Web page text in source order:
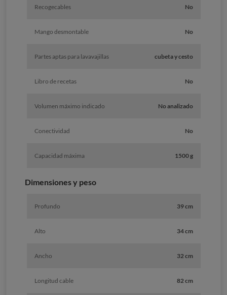
Recogecables No
Mango desmontable No
Partes aptas para lavavajillas cubeta y cesto
Libro de recetas No
Volumen máximo indicado No analizado
Conectividad No
Capacidad máxima 1500 g
Dimensiones y peso
Profundo 39 cm
Alto 34 cm
Ancho 32 cm
Longitud cable 82 cm